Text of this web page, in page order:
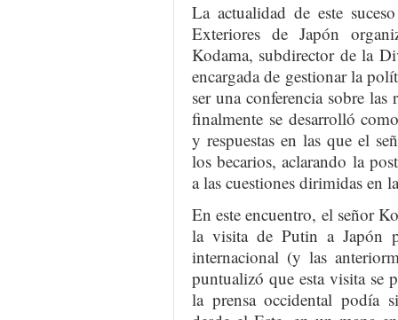
La actualidad de este
Exteriores de Japón
Kodama, subdirector de la
encargada de gestionar la
ser una conferencia sobre
finalmente se desarrolló
y respuestas en las que el
los becarios, aclarando la
a las cuestiones dirimidas en
En este encuentro, el señor
la visita de Putin a Japón
internacional (y las
puntualizó que esta visita se
la prensa occidental podía